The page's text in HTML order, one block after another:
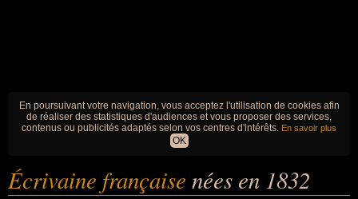
En poursuivant votre navigation, vous acceptez l'utilisation de cookies afin
de réaliser des statistiques d'audiences et vous proposer des services,
contenus ou publicités adaptés selon vos centres d'intérêts. En savoir plus
OK
Écrivaine française nées en 1832